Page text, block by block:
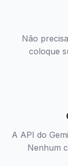
Não
coloque
A API do
Nenhum